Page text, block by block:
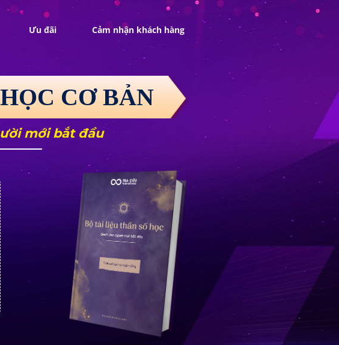
CƠ BẢN
mới bắt đầu
Ưu đãi Cảm nhận khách hàng